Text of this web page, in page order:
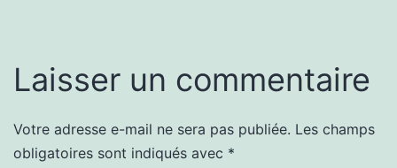
Laisser un commentaire
Votre adresse e-mail ne sera pas publiée. Les champs
obligatoires sont indiqués avec *